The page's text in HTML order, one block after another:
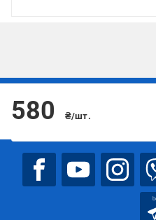
580 ₴/шт.
Підписуйтесь, щоб